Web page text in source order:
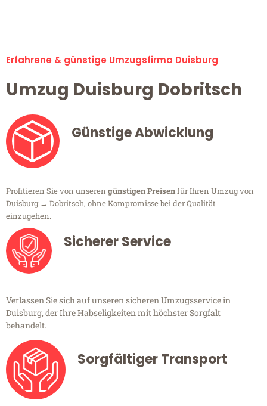
Erfahrene & günstige Umzugsfirma Duisburg
Umzug Duisburg Dobritsch
Günstige Abwicklung
Profitieren Sie von unseren günstigen Preisenfür Ihren Umzug von
Duisburg → Dobritsch, ohne Kompromisse bei der Qualität
einzugehen.
Sicherer Service
Verlassen Sie sich auf unseren sicheren Umzugsservice in
Duisburg, der Ihre Habseligkeiten mit höchster Sorgfalt
behandelt.
Sorgfältiger Transport